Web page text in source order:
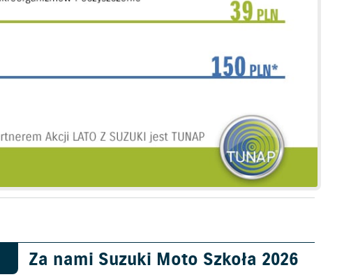
Za nami Suzuki Moto Szkoła 2026